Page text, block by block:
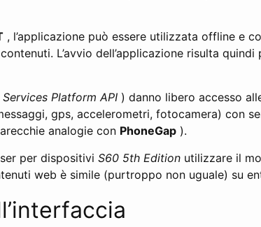
, l’applicazione può essere utilizzata offline e
L’avvio dell’applicazione risulta
Platform API ) danno libero accesso
gps, accelerometri, fotocamera) con
analogie con PhoneGap ).
per dispositivi S60 5th Edition utilizzare il
web è simile (purtroppo non uguale) su